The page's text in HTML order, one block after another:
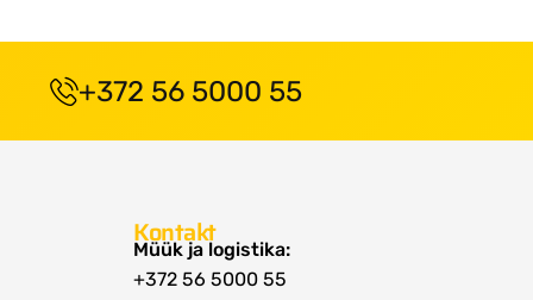
+372 56 5000 55
Kontakt
Müük ja logistika:
+372 56 5000 55